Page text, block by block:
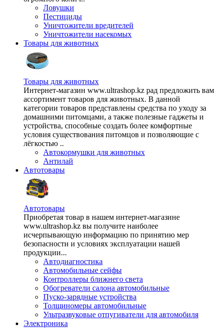
Ловушки
Пестициды
Уничтожители вредителей
Уничтожители насекомых
Товары для животных
Товары для животных
Интернет-магазин www.ultrashop.kz рад предложить вам
ассортимент товаров для животных. В данной
категории товаров представлены средства по уходу за
домашними питомцами, а также полезные гаджеты и
устройства, способные создать более комфортные
условия существования питомцов и позволяющие с
лёгкостью ..
Автокормушки для животных
Антилай
Автотовары
Автотовары
Приобретая товар в нашем интернет-магазине
www.ultrashop.kz вы получите наиболее
исчерпывающую информацию по принятию мер
безопасности и условиях эксплуатации нашей
продукции...
Автодиагностика
Автомобильные сейфы
Контроллеры ближнего света
Обогреватели салона автомобильные
Пуско-зарядные устройства
Толщиномеры автомобильные
Ультразвуковые отпугиватели для автомобиля
Электроника